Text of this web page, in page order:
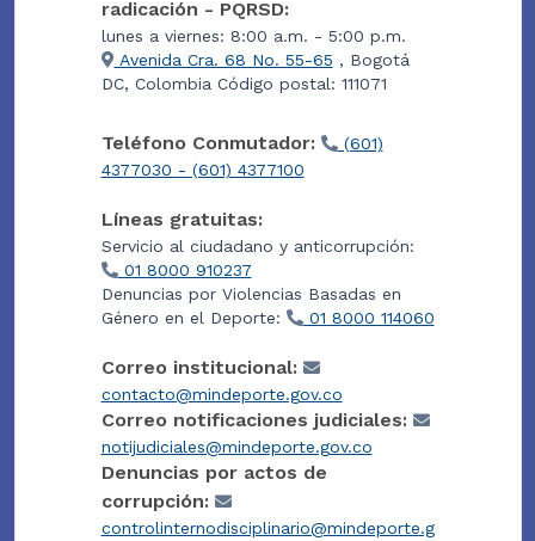
radicación - PQRSD:
lunes a viernes: 8:00 a.m. - 5:00 p.m.
Avenida Cra. 68 No. 55-65 , Bogotá
DC, Colombia Código postal: 111071
Teléfono Conmutador:
(601)
4377030 - (601) 4377100
Líneas gratuitas:
Servicio al ciudadano y anticorrupción:
01 8000 910237
Denuncias por Violencias Basadas en
Género en el Deporte:
01 8000 114060
Correo institucional:
contacto@mindeporte.gov.co
Correo notificaciones judiciales:
notijudiciales@mindeporte.gov.co
Denuncias por actos de
corrupción:
controlinternodisciplinario@mindeporte.g